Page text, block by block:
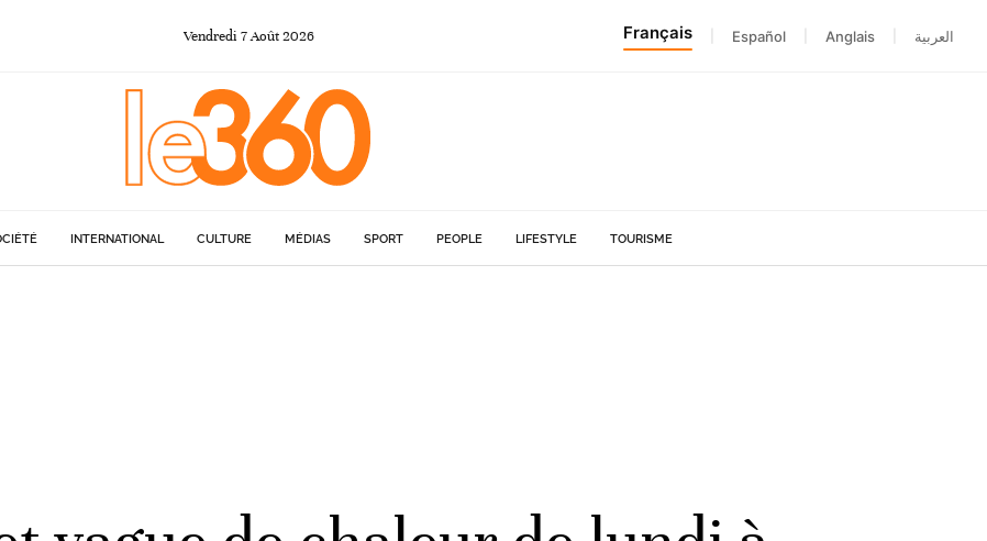
Vendredi 7Août 2026 Français Español Anglais العربية
INTERNATIONAL CULTURE MÉDIAS SPORT PEOPLE LIFESTYLE TOURISME